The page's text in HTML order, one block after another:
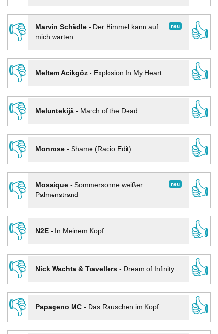
👎 neu
Marvin Schädle- Der Himmel kann auf
mich warten
👍
👎
Meltem Acikgöz- Explosion In My Heart
👍
👎
Meluntekijä- March of the Dead
👍
👎
Monrose- Shame (Radio Edit)
👍
👎
neu
Mosaique- Sommersonne weißer
Palmenstrand
👍
👎
N2E- In Meinem Kopf
👍
👎
Nick Wachta & Travellers- Dream of Infinity
👍
👎
Papageno MC- Das Rauschen im Kopf
👍